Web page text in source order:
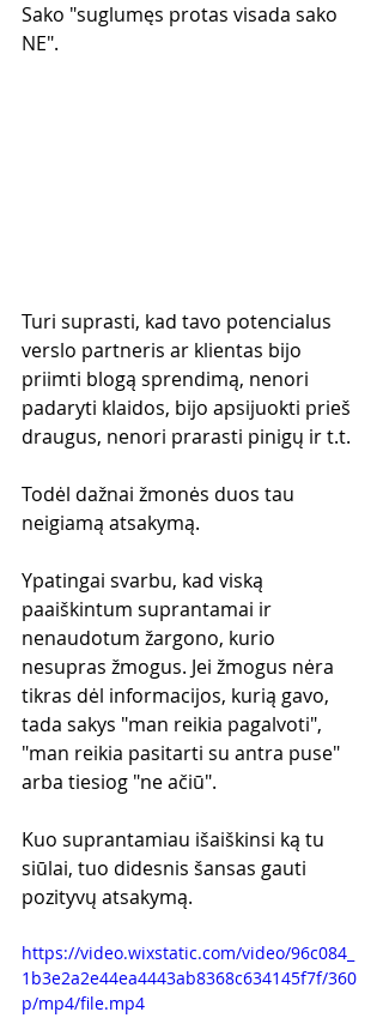
Sako "suglumęs protas visada sako
NE".
Turi suprasti, kad tavo potencialus
verslo partneris ar klientas bijo
priimti blogą sprendimą, nenori
padaryti klaidos, bijo apsijuokti prieš
draugus, nenori prarasti pinigų ir t.t.
Todėl dažnai žmonės duos tau
neigiamą atsakymą.
Ypatingai svarbu, kad viską
paaiškintum suprantamai ir
nenaudotum žargono, kurio
nesupras žmogus. Jei žmogus nėra
tikras dėl informacijos, kurią gavo,
tada sakys "man reikia pagalvoti",
"man reikia pasitarti su antra puse"
arba tiesiog "ne ačiū".
Kuo suprantamiau išaiškinsi ką tu
siūlai, tuo didesnis šansas gauti
pozityvų atsakymą.
https://video.wixstatic.com/video/96c084_
1b3e2a2e44ea4443ab8368c634145f7f/360
p/mp4/file.mp4